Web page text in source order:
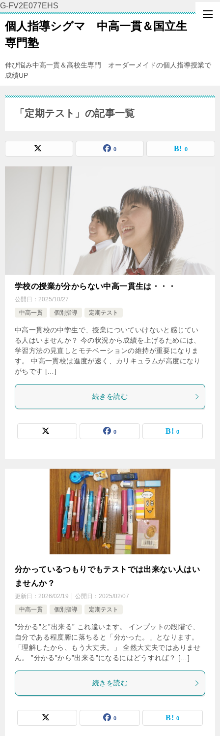
G-FV2E077EHS
個人指導シグマ 中高一貫＆国立生
専門塾
伸び悩み中高一貫＆高校生専門 オーダーメイドの個人指導授業で
成績UP
「定期テスト」の記事一覧
0 0
学校の授業が分からない中高一貫生は・・・
公開日： 2025/10/27
中高一貫
個別指導 定期テスト
中高一貫校の中学生で、授業についていけないと感じてい
る人はいませんか？ 今の状況から成績を上げるためには、
学習方法の見直しとモチベーションの維持が重要になりま
す。 中高一貫校は進度が速く、カリキュラムが高度になり
がちです […]
続きを読む
0 0
分かっているつもりでもテストでは出来ない人はい
ませんか？
更新日： 2026/02/19 公開日： 2025/02/07
中高一貫
個別指導 定期テスト
”分かる”と”出来る” これ違います。 インプットの段階で、
自分である程度腑に落ちると「分かった。」となります。
「理解したから、もう大丈夫。」 全然大丈夫ではありませ
ん。 ”分かる”から”出来る”になるにはどうすれば？ […]
続きを読む
0 0